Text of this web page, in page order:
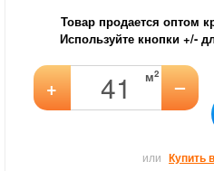
Товар продается оптом
Используйте кнопки +/-
+ м2 –
или Купить